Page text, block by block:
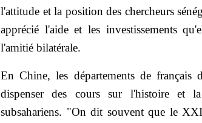
l'attitude et la position des chercheurs
apprécié l'aide et les investissements
l'amitié bilatérale.
En Chine, les départements de français
dispenser des cours sur l'histoire et
subsahariens. "On dit souvent que le